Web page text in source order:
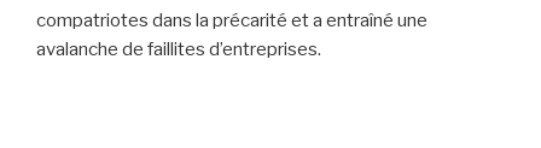
compatriotes dans la précarité et a entraîné une
avalanche de faillites d’entreprises.